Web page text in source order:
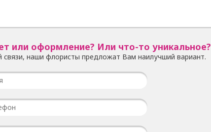
или оформление? Или что-то уникальное?
наши флористы предложат Вам наилучший вариант.